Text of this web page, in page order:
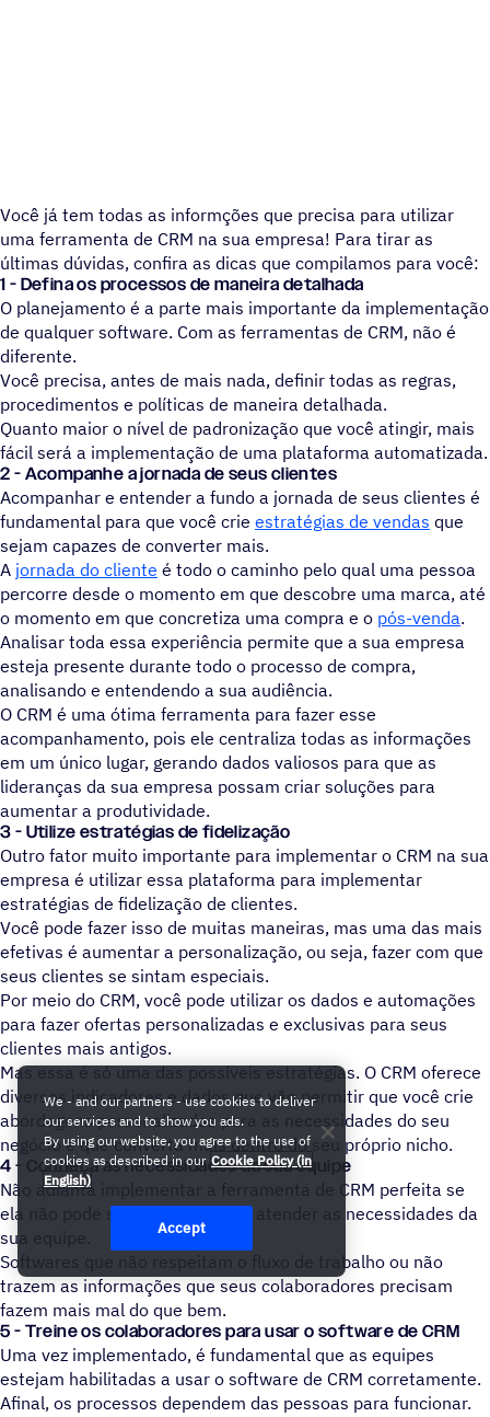
Você já tem todas as informções que precisa para utilizar
uma ferramenta de CRM na sua empresa! Para tirar as
últimas dúvidas, confira as dicas que compilamos para você:
1 - Defina os processos de maneira detalhada
O planejamento é a parte mais importante da implementação
de qualquer software. Com as ferramentas de CRM, não é
diferente.
Você precisa, antes de mais nada, definir todas as regras,
procedimentos e políticas de maneira detalhada.
Quanto maior o nível de padronização que você atingir, mais
fácil será a implementação de uma plataforma automatizada.
2 - Acompanhe a jornada de seus clientes
Acompanhar e entender a fundo a jornada de seus clientes é
fundamental para que você crie estratégias de vendas que
sejam capazes de converter mais.
A jornada do cliente é todo o caminho pelo qual uma pessoa
percorre desde o momento em que descobre uma marca, até
o momento em que concretiza uma compra e o pós-venda.
Analisar toda essa experiência permite que a sua empresa
esteja presente durante todo o processo de compra,
analisando e entendendo a sua audiência.
O CRM é uma ótima ferramenta para fazer esse
acompanhamento, pois ele centraliza todas as informações
em um único lugar, gerando dados valiosos para que as
lideranças da sua empresa possam criar soluções para
aumentar a produtividade.
3 - Utilize estratégias de fidelização
Outro fator muito importante para implementar o CRM na sua
empresa é utilizar essa plataforma para implementar
estratégias de fidelização de clientes.
Você pode fazer isso de muitas maneiras, mas uma das mais
efetivas é aumentar a personalização, ou seja, fazer com que
seus clientes se sintam especiais.
Por meio do CRM, você pode utilizar os dados e automações
para fazer ofertas personalizadas e exclusivas para seus
clientes mais antigos.
Mas essa é só uma das possíveis estratégias. O CRM oferece
diversos indicadores e dados que vão permitir que você crie
abordagens personalizadas para as necessidades do seu
negócio e que converta mais dentro do seu próprio nicho.
4 - Conheça as necessidades da sua equipe
Não adianta implementar a ferramenta de CRM perfeita se
ela não pode ser adaptada para atender as necessidades da
sua equipe.
Softwares que não respeitam o fluxo de trabalho ou não
trazem as informações que seus colaboradores precisam
fazem mais mal do que bem.
5 - Treine os colaboradores para usar o software de CRM
Uma vez implementado, é fundamental que as equipes
estejam habilitadas a usar o software de CRM corretamente.
Afinal, os processos dependem das pessoas para funcionar.
We - and our partners - use cookies to deliver
our services and to show you ads.
By using our website, you agree to the use of
cookies as described in our Cookie Policy (in
English)
Accept